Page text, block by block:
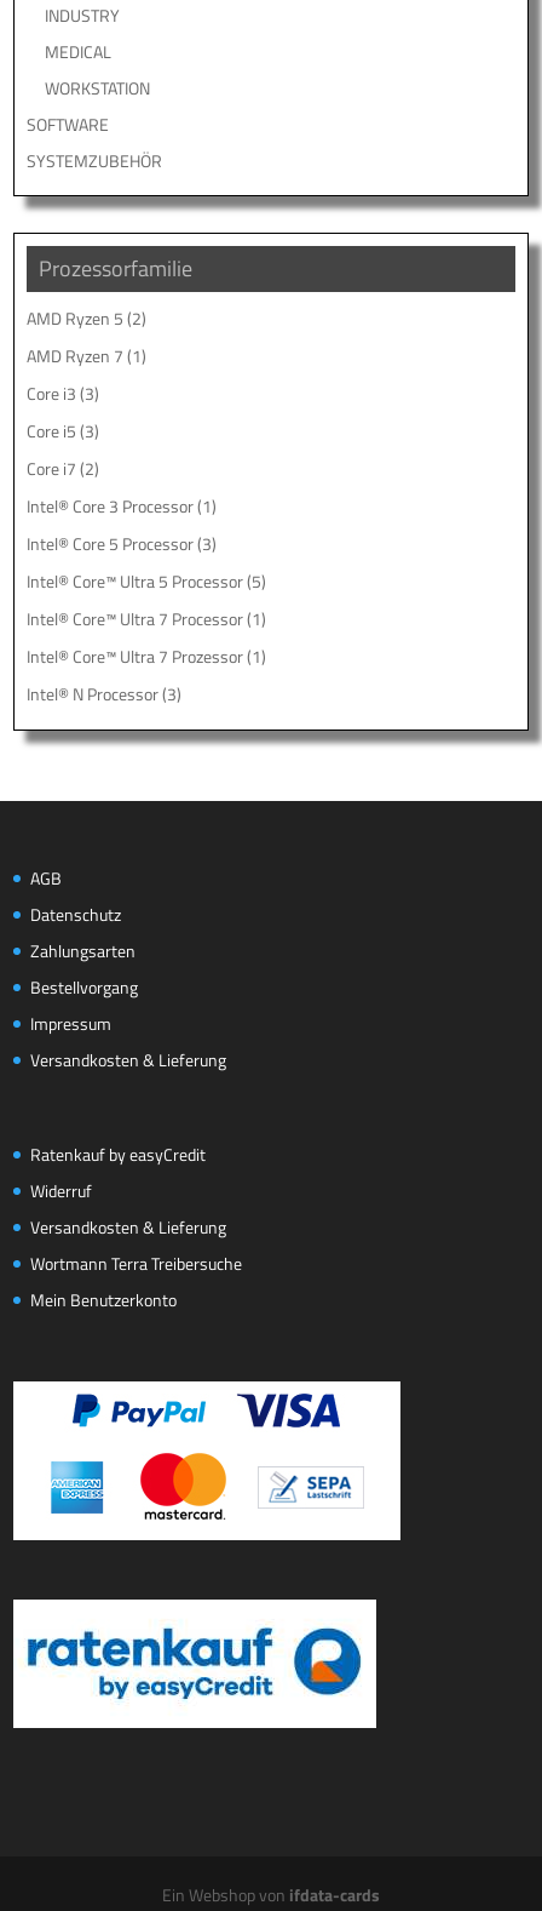
INDUSTRY
MEDICAL
WORKSTATION
SOFTWARE
SYSTEMZUBEHÖR
Prozessorfamilie
AMD Ryzen 5 (2)
AMD Ryzen 7 (1)
Core i3 (3)
Core i5 (3)
Core i7 (2)
Intel® Core 3 Processor(1)
Intel® Core 5 Processor(3)
Intel® Core™ Ultra 5 Processor(5)
Intel® Core™ Ultra 7 Processor(1)
Intel® Core™ Ultra 7 Prozessor(1)
Intel® N Processor(3)
AGB
Datenschutz
Zahlungsarten
Bestellvorgang
Impressum
Versandkosten & Lieferung
Ratenkauf by easyCredit
Widerruf
Versandkosten & Lieferung
Wortmann Terra Treibersuche
Mein Benutzerkonto
Ein Webshop von ifdata-cards